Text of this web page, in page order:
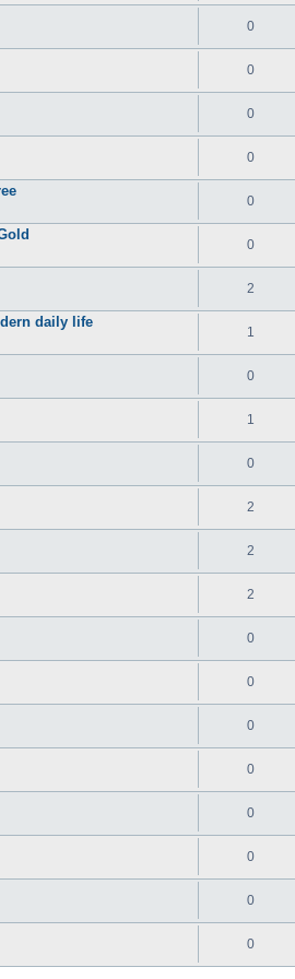
0
0
0
0
0
0
2
daily life
1
0
1
0
2
2
2
0
0
0
0
0
0
0
0